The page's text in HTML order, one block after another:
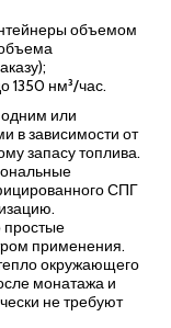
объемом
1350 нм³/час.
одним или
в зависимости от
запасу топлива.
СПГ
простые
применения.
окружающего
монатажа и
не требуют